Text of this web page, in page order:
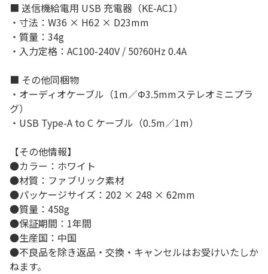
■ 送信機給電用 USB 充電器（KE-AC1）
・寸法：W36 × H62 × D23mm
・質量：34g
・入力定格：AC100-240V / 50?60Hz 0.4A
■ その他同梱物
・オーディオケーブル（1m／Φ3.5mmステレオミニプラ
グ）
・USB Type-A to C ケーブル（0.5m／1m）
【その他情報】
●カラー：ホワイト
●材質：ファブリック素材
●パッケージサイズ：202 × 248 × 62mm
●質量：458g
●保証期間：1年間
●生産国：中国
●不良品を除き返品・交換・キャンセルはお受けいたしか
ねます。